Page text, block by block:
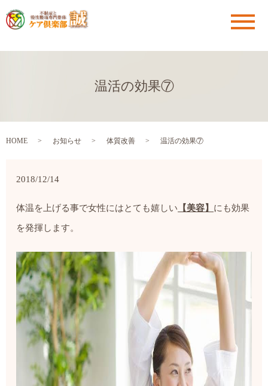
メ
温活の効果⑦
HOME お知らせ 体質改善 温活の効果⑦
2018/12/14
体温を上げる事で女性にはとても嬉しい 【美容】 にも効果
を発揮します。